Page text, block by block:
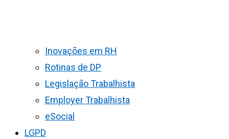
Inovações em RH
Rotinas de DP
Legislação Trabalhista
Employer Trabalhista
eSocial
LGPD